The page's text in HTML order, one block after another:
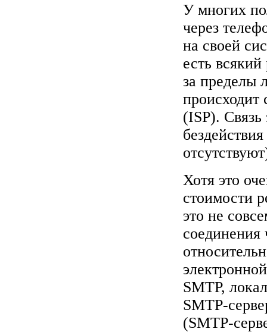
У многих
через
на своей
есть
за пределы
происходит
(ISP).
Хотя это
стоимости
это не
SMTP,
SMTP-
(SMTP-